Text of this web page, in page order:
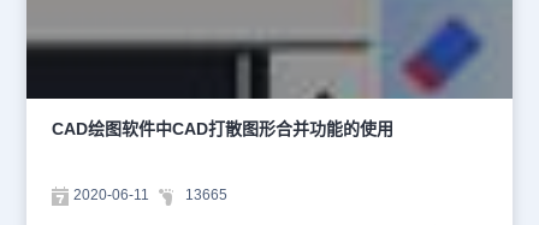
CAD绘图软件中CAD打散图形合并功能的使用
2020-06-11 13665